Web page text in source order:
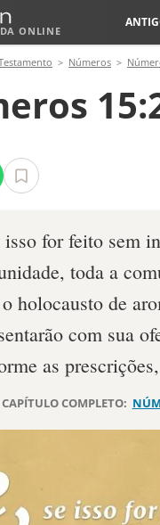
ONLINE
Números
isso for feito sem
toda a
holocausto de
com sua
as
COMPLETO: